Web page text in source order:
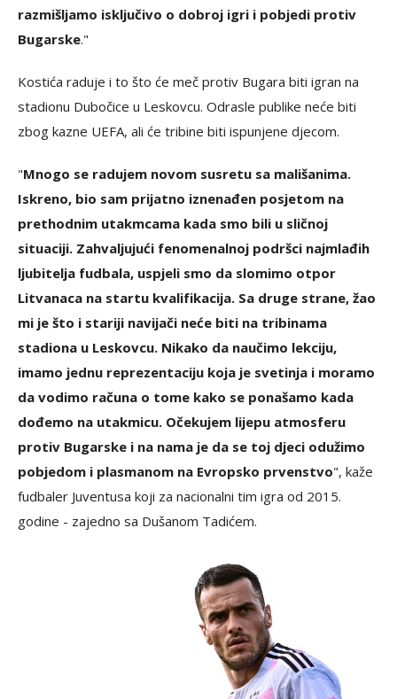
razmišljamo isključivo o dobroj igri i pobjedi protiv
Bugarske."
Kostića raduje i to što će meč protiv Bugara biti igran na
stadionu Dubočice u Leskovcu. Odrasle publike neće biti
zbog kazne UEFA, ali će tribine biti ispunjene djecom.
"Mnogo se radujem novom susretu sa mališanima.
Iskreno, bio sam prijatno iznenađen posjetom na
prethodnim utakmcama kada smo bili u sličnoj
situaciji. Zahvaljujući fenomenalnoj podršci najmlađih
ljubitelja fudbala, uspjeli smo da slomimo otpor
Litvanaca na startu kvalifikacija. Sa druge strane, žao
mi je što i stariji navijači neće biti na tribinama
stadiona u Leskovcu. Nikako da naučimo lekciju,
imamo jednu reprezentaciju koja je svetinja i moramo
da vodimo računa o tome kako se ponašamo kada
dođemo na utakmicu. Očekujem lijepu atmosferu
protiv Bugarske i na nama je da se toj djeci odužimo
pobjedom i plasmanom na Evropsko prvenstvo", kaže
fudbaler Juventusa koji za nacionalni tim igra od 2015.
godine - zajedno sa Dušanom Tadićem.